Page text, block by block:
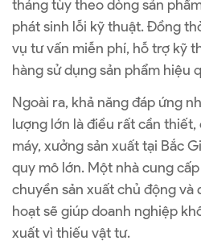
tháng tùy theo dòng sản
phát sinh lỗi kỹ thuật. Đồng
vụ tư vấn miễn phí, hỗ trợ kỹ
hàng sử dụng sản phẩm hiệu
Ngoài ra, khả năng đáp ứng
lượng lớn là điều rất cần
máy, xưởng sản xuất tại Bắc
quy mô lớn. Một nhà cung
chuyền sản xuất chủ động và
hoạt sẽ giúp doanh nghiệp
xuất vì thiếu vật tư.